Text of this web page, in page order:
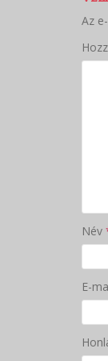
Az
Név
E-